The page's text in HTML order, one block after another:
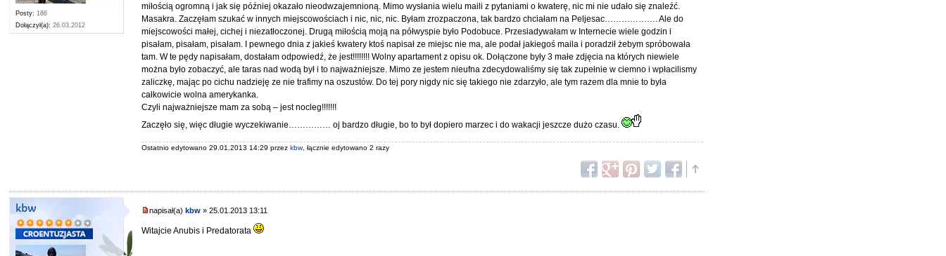
Posty: 186
Dołączył(a): 26.03.2012
miłością ogromną i jak się później okazało nieodwzajemnioną. Mimo wysłania wielu maili z pytaniami o kwaterę, nic mi nie udało się znaleźć.
Masakra. Zaczęłam szukać w innych miejscowościach i nic, nic, nic. Byłam zrozpaczona, tak bardzo chciałam na Peljesac………………. Ale do
miejscowości małej, cichej i niezatłoczonej. Drugą miłością moją na półwyspie było Podobuce. Przesiadywałam w Internecie wiele godzin i
pisałam, pisałam, pisałam. I pewnego dnia z jakieś kwatery ktoś napisał ze miejsc nie ma, ale podał jakiegoś maila i poradził żebym spróbowała
tam. W te pędy napisałam, dostałam odpowiedź, że jest!!!!!!!! Wolny apartament z opisu ok. Dołączone były 3 małe zdjęcia na których niewiele
można było zobaczyć, ale taras nad wodą był i to najważniejsze. Mimo ze jestem nieufna zdecydowaliśmy się tak zupełnie w ciemno i wpłacilismy
zaliczkę, mając po cichu nadzieję ze nie trafimy na oszustów. Do tej pory nigdy nic się takiego nie zdarzyło, ale tym razem dla mnie to była
całkowicie wolna amerykanka.
Czyli najważniejsze mam za sobą – jest nocleg!!!!!!!
Zaczęło się, więc długie wyczekiwanie…………… oj bardzo długie, bo to był dopiero marzec i do wakacji jeszcze dużo czasu.
Ostatnio edytowano 29.01.2013 14:29 przezkbw, łącznie edytowano 2 razy
kbw napisał(a)kbw » 25.01.2013 13:11
Witajcie Anubis i Predatorata